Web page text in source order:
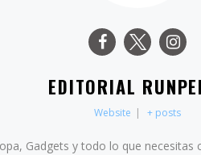
EDITORIAL
Website | + posts
Gadgets y todo lo que necesitas